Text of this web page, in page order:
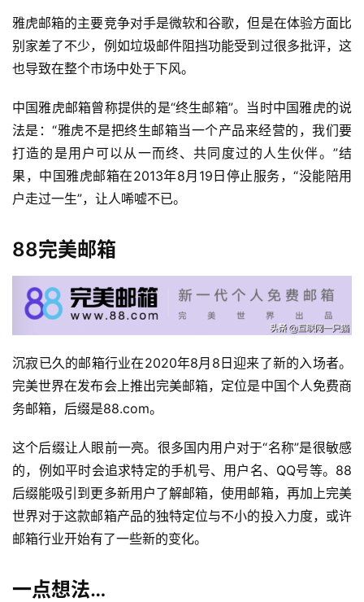
日
好
诗
雅虎邮箱的主要竞争对手是微软和谷歌，但是在体验方面比
别家差了不少，例如垃圾邮件阻挡功能受到过很多批评，这
也导致在整个市场中处于下风。
中国雅虎邮箱曾称提供的是“终生邮箱”。当时中国雅虎的说
法是：“雅虎不是把终生邮箱当一个产品来经营的，我们要
打造的是用户可以从一而终、共同度过的人生伙伴。”结
果，中国雅虎邮箱在2013年8月19日停止服务，“没能陪用
户走过一生”，让人唏嘘不已。
88完美邮箱
沉寂已久的邮箱行业在2020年8月8日迎来了新的入场者。
完美世界在发布会上推出完美邮箱，定位是中国个人免费商
务邮箱，后缀是88.com。
这个后缀让人眼前一亮。很多国内用户对于“名称”是很敏感
的，例如平时会追求特定的手机号、用户名、QQ号等。88
后缀能吸引到更多新用户了解邮箱，使用邮箱，再加上完美
世界对于这款邮箱产品的独特定位与不小的投入力度，或许
邮箱行业开始有了一些新的变化。
一点想法…